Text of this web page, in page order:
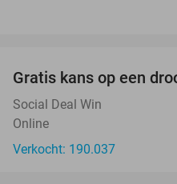
Gratis kans op een
Social Deal Win
Online
Verkocht: 190.037